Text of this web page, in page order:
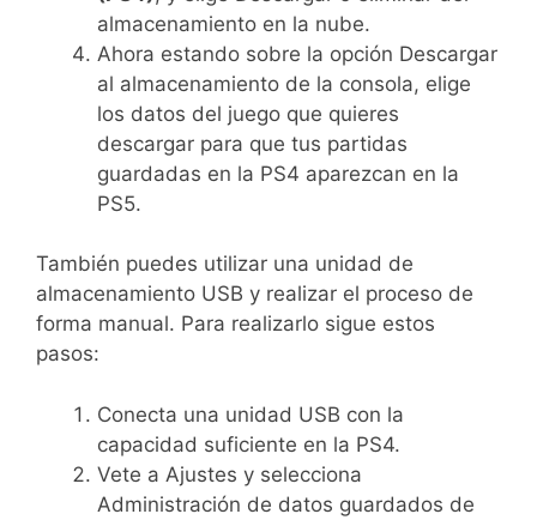
almacenamiento en la nube.
Ahora estando sobre la opción Descargar
al almacenamiento de la consola, elige
los datos del juego que quieres
descargar para que tus partidas
guardadas en la PS4 aparezcan en la
PS5.
También puedes utilizar una unidad de
almacenamiento USB y realizar el proceso de
forma manual. Para realizarlo sigue estos
pasos:
Conecta una unidad USB con la
capacidad suficiente en la PS4.
Vete a Ajustes y selecciona
Administración de datos guardados de